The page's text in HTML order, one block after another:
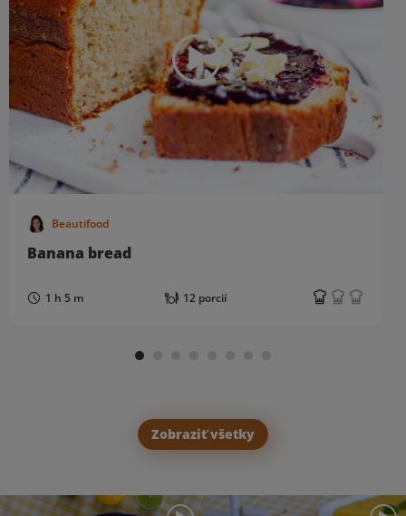
Beautifood
Banana bread
1 h 5 m 12 porcií
Zobraziť všetky